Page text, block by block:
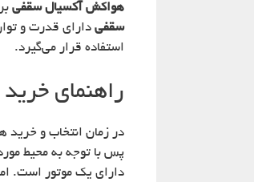
هواکش آکسیال سقفی
سقفی دارای قدرت و
استفاده قرار می‌گیرد.
راهنمای
در زمان انتخاب و خرید
پس با توجه به محیط
دارای یک موتور است.